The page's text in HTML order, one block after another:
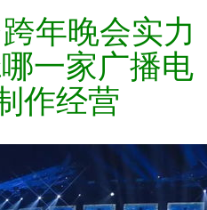
年晚会实力
一家广播电
作经营